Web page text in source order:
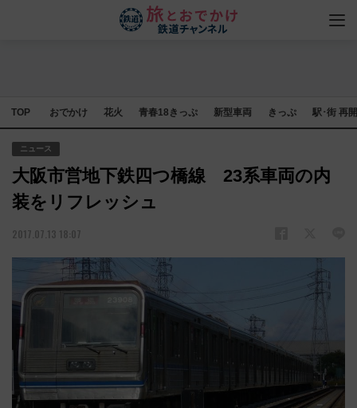
TOP おでかけ 花火 青春18きっぷ 新型車両 きっぷ 駅･街 再
ニュース
大阪市営地下鉄四つ橋線 23系車両の内
装をリフレッシュ
2017.07.13 18:07